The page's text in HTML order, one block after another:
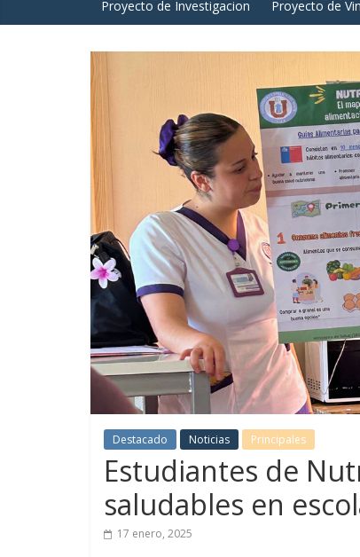
Proyecto de Investigacion Proyecto de
Destacado Noticias Principales
Estudiantes de
saludables en
17 enero, 2025